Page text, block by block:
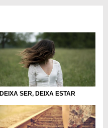
DEIXA SER, DEIXA ESTAR